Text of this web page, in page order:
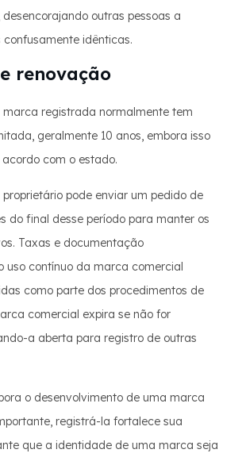
outras pessoas a
idênticas.
renovação
marca registrada normalmente tem
geralmente 10 anos, embora isso
com o estado.
proprietário pode enviar um pedido de
do final desse período para manter os
Taxas e documentação
uso contínuo da marca comercial
como parte dos procedimentos de
comercial expira se não for
a aberta para registro de outras
o desenvolvimento de uma marca
registrá-la fortalece sua
que a identidade de uma marca seja